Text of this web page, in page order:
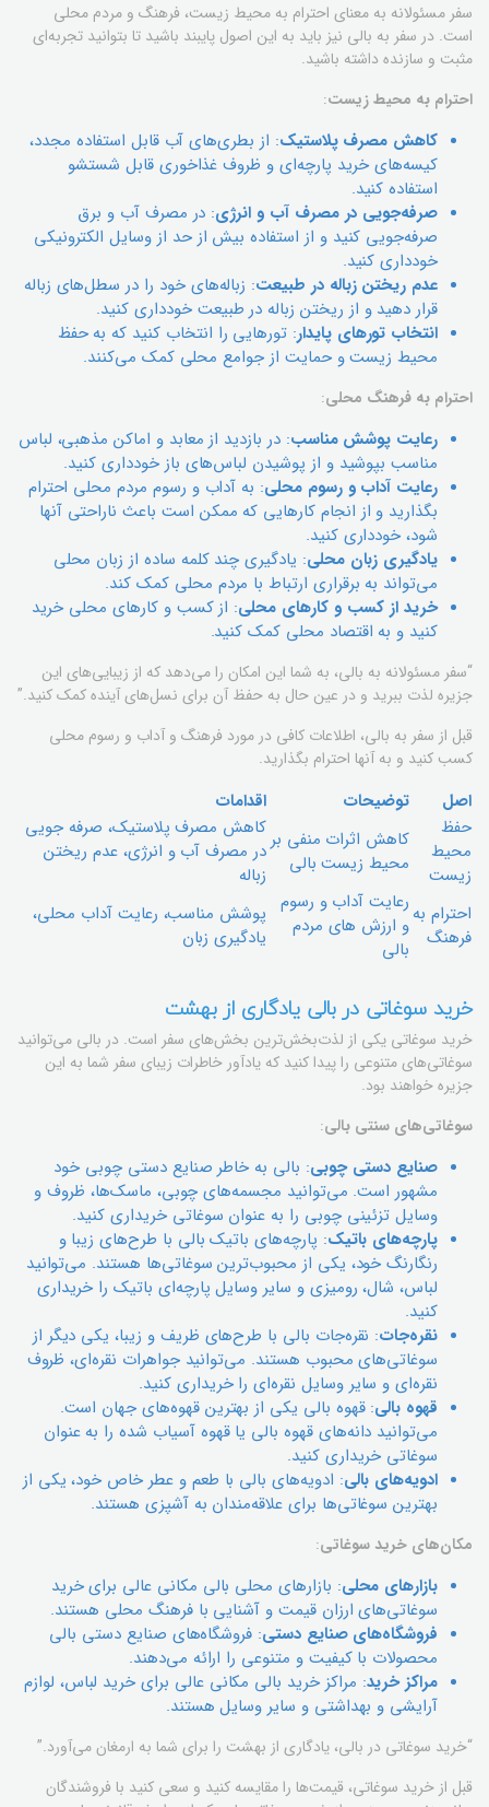
سفر مسئولانه به معنای احترام به محیط زیست، فرهنگ و مردم محلی
است. در سفر به بالی نیز باید به این اصول پایبند باشید تا بتوانید تجربه‌ای
مثبت و سازنده داشته باشید.
احترام به محیط زیست:
کاهش مصرف پلاستیک: از بطری‌های آب قابل استفاده مجدد،
کیسه‌های خرید پارچه‌ای و ظروف غذاخوری قابل شستشو
استفاده کنید.
صرفه‌جویی در مصرف آب و انرژی: در مصرف آب و برق
صرفه‌جویی کنید و از استفاده بیش از حد از وسایل الکترونیکی
خودداری کنید.
عدم ریختن زباله در طبیعت: زباله‌های خود را در سطل‌های زباله
قرار دهید و از ریختن زباله در طبیعت خودداری کنید.
انتخاب تورهای پایدار: تورهایی را انتخاب کنید که به حفظ
محیط زیست و حمایت از جوامع محلی کمک می‌کنند.
احترام به فرهنگ محلی:
رعایت پوشش مناسب: در بازدید از معابد و اماکن مذهبی، لباس
مناسب بپوشید و از پوشیدن لباس‌های باز خودداری کنید.
رعایت آداب و رسوم محلی: به آداب و رسوم مردم محلی احترام
بگذارید و از انجام کارهایی که ممکن است باعث ناراحتی آنها
شود، خودداری کنید.
یادگیری زبان محلی: یادگیری چند کلمه ساده از زبان محلی
می‌تواند به برقراری ارتباط با مردم محلی کمک کند.
خرید از کسب و کارهای محلی: از کسب و کارهای محلی خرید
کنید و به اقتصاد محلی کمک کنید.
“سفر مسئولانه به بالی، به شما این امکان را می‌دهد که از زیبایی‌های این
جزیره لذت ببرید و در عین حال به حفظ آن برای نسل‌های آینده کمک کنید.”
قبل از سفر به بالی، اطلاعات کافی در مورد فرهنگ و آداب و رسوم محلی
کسب کنید و به آنها احترام بگذارید.
اصل توضیحات
اقدامات
حفظ
محیط
زیست
کاهش اثرات منفی بر
محیط زیست بالی
کاهش مصرف پلاستیک، صرفه جویی
در مصرف آب و انرژی، عدم ریختن
زباله
احترام به
فرهنگ
رعایت آداب و رسوم
و ارزش های مردم
بالی
پوشش مناسب، رعایت آداب محلی،
یادگیری زبان
خرید سوغاتی در بالی یادگاری از بهشت
خرید سوغاتی یکی از لذت‌بخش‌ترین بخش‌های سفر است. در بالی می‌توانید
سوغاتی‌های متنوعی را پیدا کنید که یادآور خاطرات زیبای سفر شما به این
جزیره خواهند بود.
سوغاتی‌های سنتی بالی:
صنایع دستی چوبی: بالی به خاطر صنایع دستی چوبی خود
مشهور است. می‌توانید مجسمه‌های چوبی، ماسک‌ها، ظروف و
وسایل تزئینی چوبی را به عنوان سوغاتی خریداری کنید.
پارچه‌های باتیک: پارچه‌های باتیک بالی با طرح‌های زیبا و
رنگارنگ خود، یکی از محبوب‌ترین سوغاتی‌ها هستند. می‌توانید
لباس، شال، رومیزی و سایر وسایل پارچه‌ای باتیک را خریداری
کنید.
نقره‌جات: نقره‌جات بالی با طرح‌های ظریف و زیبا، یکی دیگر از
سوغاتی‌های محبوب هستند. می‌توانید جواهرات نقره‌ای، ظروف
نقره‌ای و سایر وسایل نقره‌ای را خریداری کنید.
قهوه بالی: قهوه بالی یکی از بهترین قهوه‌های جهان است.
می‌توانید دانه‌های قهوه بالی یا قهوه آسیاب شده را به عنوان
سوغاتی خریداری کنید.
ادویه‌های بالی: ادویه‌های بالی با طعم و عطر خاص خود، یکی از
بهترین سوغاتی‌ها برای علاقه‌مندان به آشپزی هستند.
مکان‌های خرید سوغاتی:
بازارهای محلی: بازارهای محلی بالی مکانی عالی برای خرید
سوغاتی‌های ارزان قیمت و آشنایی با فرهنگ محلی هستند.
فروشگاه‌های صنایع دستی: فروشگاه‌های صنایع دستی بالی
محصولات با کیفیت و متنوعی را ارائه می‌دهند.
مراکز خرید: مراکز خرید بالی مکانی عالی برای خرید لباس، لوازم
آرایشی و بهداشتی و سایر وسایل هستند.
“خرید سوغاتی در بالی، یادگاری از بهشت را برای شما به ارمغان می‌آورد.”
قبل از خرید سوغاتی، قیمت‌ها را مقایسه کنید و سعی کنید با فروشندگان